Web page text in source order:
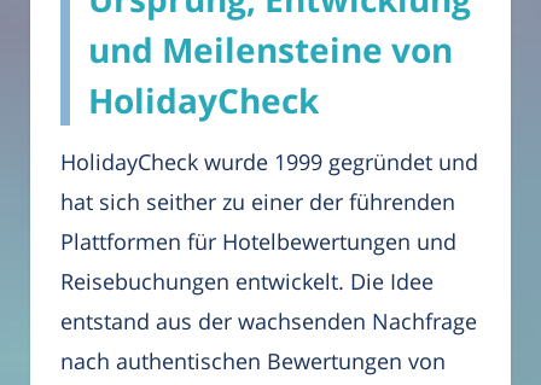
und Meilensteine von
HolidayCheck
HolidayCheck wurde 1999 gegründet und
hat sich seither zu einer der führenden
Plattformen für Hotelbewertungen und
Reisebuchungen entwickelt. Die Idee
entstand aus der wachsenden Nachfrage
nach authentischen Bewertungen von